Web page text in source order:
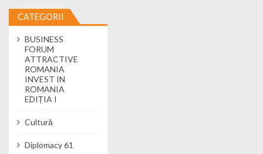
CATEGORII
BUSINESS
FORUM
ATTRACTIVE
ROMANIA
INVEST IN
ROMANIA
EDIȚIA I
Cultură
Diplomacy 61